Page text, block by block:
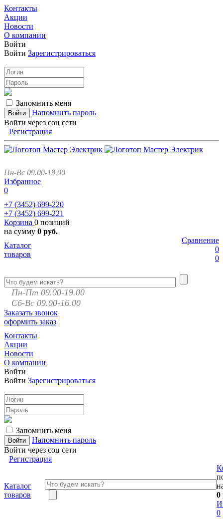
Контакты
Акции
Новости
О компании
Войти
Войти Зарегистрироваться
Запомнить меня
Напомнить пароль
Войти через соц сети
Регистрация
Пн-Вс 09.00-19.00
Избранное
0
+7 (3452) 699-220
+7 (3452) 699-221
Корзина 0 позиций
на сумму 0 руб.
Сравнение
0
0
Каталог
товаров
Пн-Пт 09.00-19.00
Сб-Вс 09.00-16.00
Заказать звонок
оформить заказ
Контакты
Акции
Новости
О компании
Войти
Войти Зарегистрироваться
Запомнить меня
Напомнить пароль
Войти через соц сети
Регистрация
Каталог
товаров
0
0